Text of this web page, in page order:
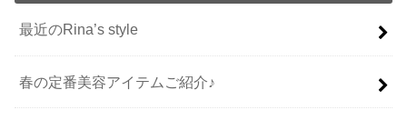
最近のRina’s style
春の定番美容アイテムご紹介♪